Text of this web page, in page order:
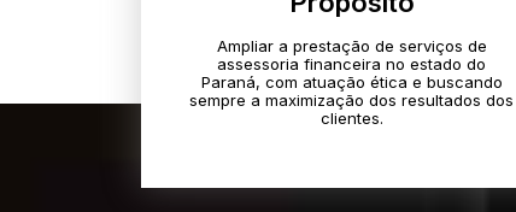
Ampliar a prestação de serviços de
assessoria financeira no estado do
Paraná, com atuação ética e buscando
sempre a maximização dos resultados dos
clientes.